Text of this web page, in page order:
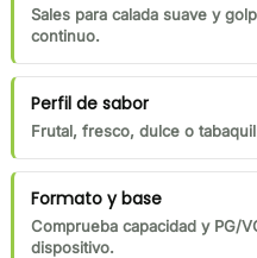
Sales para calada suave y
continuo.
Perfil de sabor
Frutal, fresco, dulce o
Formato y base
Comprueba capacidad y PG/
dispositivo.